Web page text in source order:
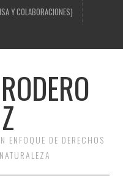
Y COLABORACIONES)
ENFOQUE DE DERECHOS